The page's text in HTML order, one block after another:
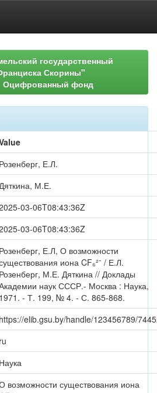
государственный
Скорины"
Оцифрованный фонд
Розенберг, Е.Л.
М.Е.
03-06T08:43:36Z
03-06T08:43:36Z
Розенберг, Е.Л, О возможности
иона CF₆²⁻ / Е.Л.
Розенберг, М.Е. Дяткина // Доклады
наук СССР.- Москва : Наука,
1971. - Т. 199, № 4. - С. 865-868.
https://elib.gsu.by/handle/123456789/
ru
Наука
возможности существования иона